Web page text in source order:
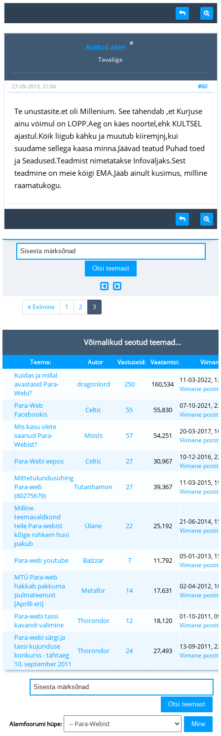
Avatud aken
Tavaliige
#60
27-09-2019, 21:04
Te unustasite.et oli Millenium. See tähendab ,et Kurjuse
ainu vöimul on LOPP.Aeg on käes noortel,ehk KULTSEL
ajastul.Köik liigub kähku ja muutub kiiremjnj,kui
suudame sellega kaasa minna.Jäävad teatud Puhad toed
ja Seadused.Teadmist nimetatakse Infoväljaks.Sest
teadmine on meie köigi EMA.Jääb ainult kusimus, milline
raamatukogu.
Eelmine 1 2 3
Võimalikud seotud teemad...
Teema: Autor Vastuseid: Vaatamisi:
Kuidas ja millal
avastasid Para-
Webi?
dragonlord 250 160,534
11-03-2022,
Viimane
Para-Web
Facebookis
Celtic 55 55,830
07-10-2021,
Viimane
Mis kasu olete
saanud Para-
Webist?
MissIs 57 54,251
20-03-2017,
Viimane
Para-Webi eepos Celtic 27 30,967
10-12-2016,
Viimane
Mittetulundusühing
Para-web
(80275679)
Tutanhamon 27 39,367
11-03-2015,
Viimane
Milline
teemavaldkond
teile Para-webist
kõige rohkem huvi
pakub
Ülane 22 25,192
21-06-2014,
Viimane
Para-web youtube Balzzar 7 11,792
05-01-2013,
Viimane
MTÜ Para-web
hakkab pakkuma
pulmateenust
[Aprilli eri]
Metafor 14 17,631
02-04-2012,
Viimane
Para-webi tassi
kavandi valimine
Thorondor 12 18,120
01-10-2011,
Viimane
Para-webi särgi ja
tassi kujunduse
konkurss - tähtaeg
10. september 2011
Thorondor 24 27,493
13-09-2011,
Viimane
Alamfoorumi hüpe: